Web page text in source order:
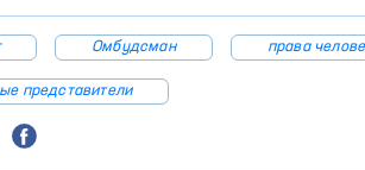
Омбудсман права
представители